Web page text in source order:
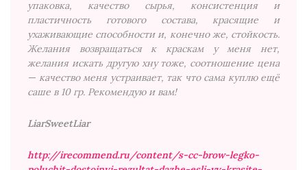
упаковка, качество сырья, консистенция и
пластичность готового состава, красящие и
ухаживающие способности и, конечно же, стойкость.
Желания возвращаться к краскам у меня нет,
желания искать другую хну тоже, соотношение цена
— качество меня устраивает, так что сама куплю ещё
саше в 10 гр. Рекомендую и вам!
LiarSweetLiar
http://irecommend.ru/content/s-cc-brow-legko-